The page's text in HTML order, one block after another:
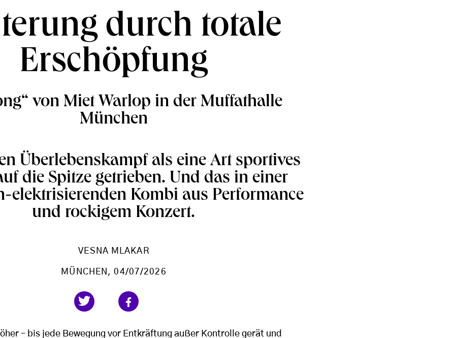
durch totale
Erschöpfung
von Miet Warlop in der Muffathalle
München
Überlebenskampf als eine Art sportives
die Spitze getrieben. Und das in einer
elektrisierenden Kombi aus Performance
und rockigem Konzert.
VESNA MLAKAR
MÜNCHEN , 04/07/2026
– bis jede Bewegung vor Entkräftung außer Kontrolle gerät und